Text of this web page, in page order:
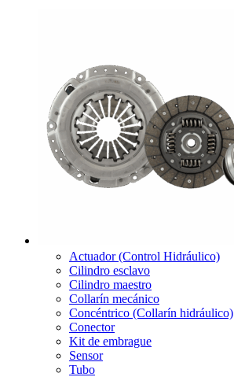
Actuador (Control Hidráulico)
Cilindro esclavo
Cilindro maestro
Collarín mecánico
Concéntrico (Collarín hidráulico)
Conector
Kit de embrague
Sensor
Tubo